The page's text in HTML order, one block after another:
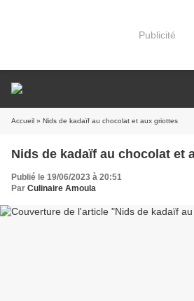
Publicité
Accueil » Nids de kadaïf au chocolat et aux griottes
Nids de kadaïf au chocolat et
Publié le 19/06/2023 à 20:51
Par Culinaire Amoula